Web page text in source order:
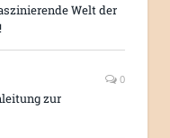
Welt der
0
zur